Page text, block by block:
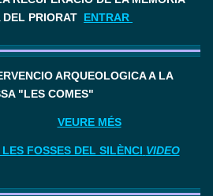
DEL PRIORAT ENTRAR
ARQUEOLÒGICA A LA
"LES COMES"
VEURE MÉS
LES FOSSES DEL SILÈNCI VIDEO